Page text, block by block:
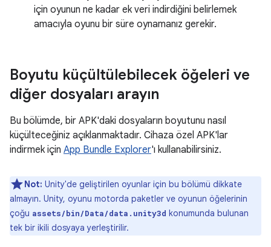
için oyunun ne kadar ek veri indirdiğini belirlemek
amacıyla oyunu bir süre oynamanız gerekir.
Boyutu küçültülebilecek öğeleri ve
diğer dosyaları arayın
Bu bölümde, bir APK'daki dosyaların boyutunu nasıl
küçülteceğiniz açıklanmaktadır. Cihaza özel APK'lar
indirmek için App Bundle Explorer'ı kullanabilirsiniz.
Not: Unity'de geliştirilen oyunlar için bu bölümü dikkate
almayın. Unity, oyunu motorda paketler ve oyunun öğelerinin
çoğu assets/bin/Data/data.unity3d konumunda bulunan
tek bir ikili dosyaya yerleştirilir.